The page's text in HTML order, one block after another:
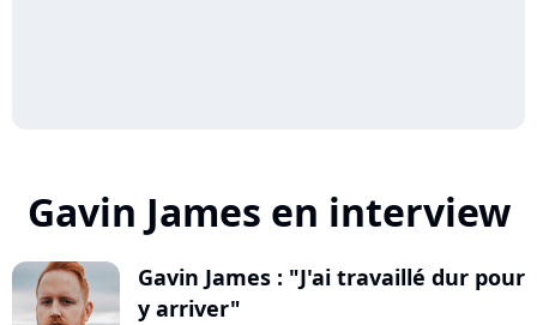
Gavin James en interview
Gavin James : "J'ai travaillé dur pour
y arriver"